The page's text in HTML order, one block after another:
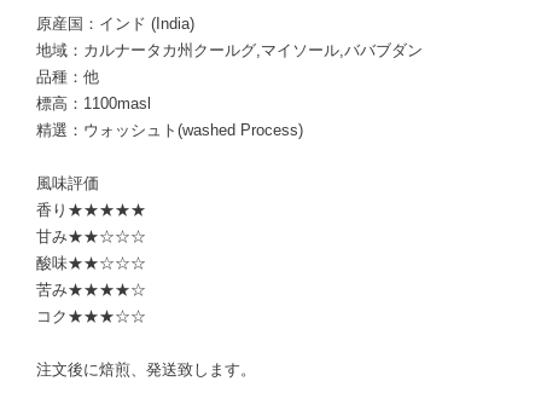
原産国：インド (India)
地域：カルナータカ州クールグ,マイソール,ババブダン
品種：他
標高：1100masl
精選：ウォッシュト(washed Process)
風味評価
香り★★★★★
甘み★★☆☆☆
酸味★★☆☆☆
苦み★★★★☆
コク★★★☆☆
注文後に焙煎、発送致します。